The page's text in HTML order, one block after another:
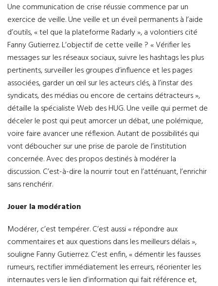
Une communication de crise réussie commence par un
exercice de veille. Une veille et un éveil permanents à l’aide
d’outils, « tel que la plateforme Radarly », a volontiers cité
Fanny Gutierrez. L’objectif de cette veille ? « Vérifier les
messages sur les réseaux sociaux, suivre les hashtags les plus
pertinents, surveiller les groupes d’influence et les pages
associées, garder un œil sur les acteurs clés, à l’instar des
syndicats, des médias ou encore de certains détracteurs »,
détaille la spécialiste Web des HUG. Une veille qui permet de
déceler le post qui peut amorcer un débat, une polémique,
voire faire avancer une réflexion. Autant de possibilités qui
vont déboucher sur une prise de parole de l’institution
concernée. Avec des propos destinés à modérer la
discussion. C’est-à-dire la nourrir tout en l’atténuant, l’enrichir
sans renchérir.
Jouer la modération
Modérer, c’est tempérer. C’est aussi « répondre aux
commentaires et aux questions dans les meilleurs délais »,
souligne Fanny Gutierrez. C’est enfin, « démentir les fausses
rumeurs, rectifier immédiatement les erreurs, réorienter les
internautes vers le lien d’information qui fait référence et,